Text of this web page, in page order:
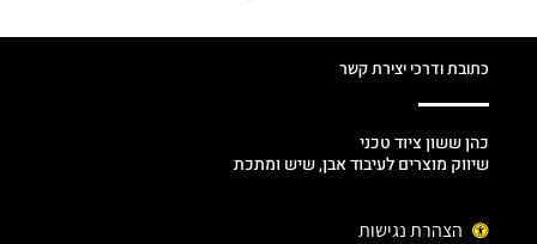
כתובת ודרכי יצירת קשר
כהן ששון ציוד טכני
שיווק מוצרים לעיבוד אבן, שיש ומתכת
הצהרת נגישות